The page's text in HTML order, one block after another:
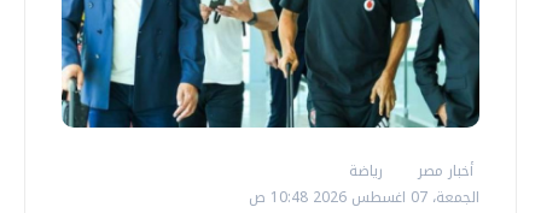
أخبار مصر
رياضة
الجمعة، 07 اغسطس 2026 10:48 ص